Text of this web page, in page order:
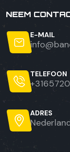
NEEM
E-MAIL
TELEFOON
ADRES